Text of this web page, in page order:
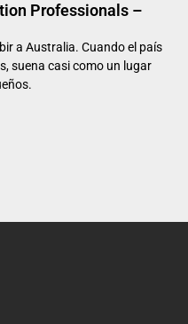
Professionals –
a Australia. Cuando el país
suena casi como un lugar